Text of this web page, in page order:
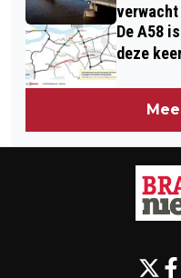
verwacht
De A58
deze